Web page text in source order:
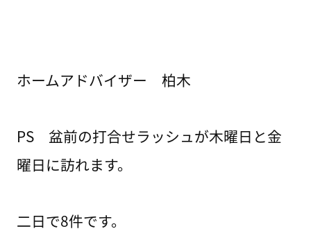
ホームアドバイザー 柏木
PS 盆前の打合せラッシュが木曜日と金
曜日に訪れます。
二日で8件です。